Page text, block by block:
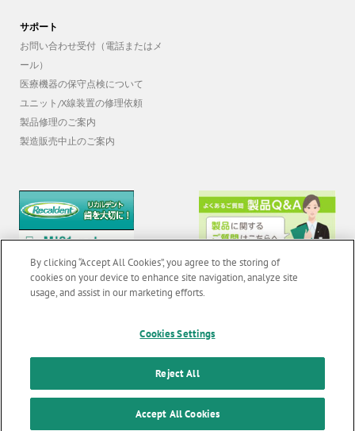
サポート
お問い合わせ受付（電話またはメ
ール）
医療機器の保守点検について
ユニット/X線装置の修理依頼
製品修理のご案内
製造販売中止のご案内
o
o
無断転載禁止 | お問い合わせ
個人情報保護方針| クッキーポリシー| 透明性に関する指針|
クアラルンプール原則対応方針|
カスタマーハラスメントに対する基本方針
By clicking “Accept All Cookies”, you agree to the storing of
cookies on your device to enhance site navigation, analyze site
usage, and assist in our marketing efforts.
Cookies Settings
Reject All
Accept All Cookies